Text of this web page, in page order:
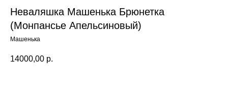
Неваляшка Машенька Брюнетка
(Монпансье Апельсиновый)
Машенька
14000,00 р.